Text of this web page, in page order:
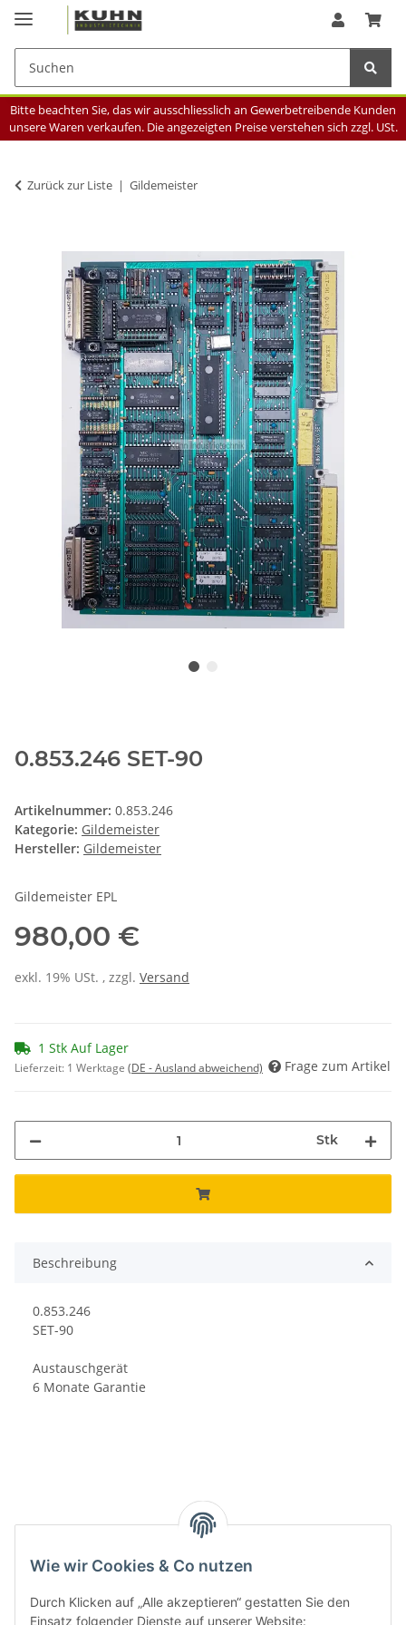
Wie wir Cookies & Co nutzen
Durch Klicken auf „Alle akzeptieren“ gestatten Sie den
Einsatz folgender Dienste auf unserer Website:
Bitte beachten Sie, das wir ausschliesslich an Gewerbetreibende Kunden
unsere Waren verkaufen. Die angezeigten Preise verstehen sich zzgl. USt.
Zurück zur Liste Gildemeister
0.853.246 SET-90
Artikelnummer: 0.853.246
Kategorie: Gildemeister
Hersteller: Gildemeister
Gildemeister EPL
980,00 €
exkl. 19% USt. , zzgl. Versand
1 Stk Auf Lager
Lieferzeit: 1 Werktage (DE - Ausland abweichend) Frage zum Artikel
Stk
Beschreibung
0.853.246
SET-90
Austauschgerät
6 Monate Garantie
Kategorien